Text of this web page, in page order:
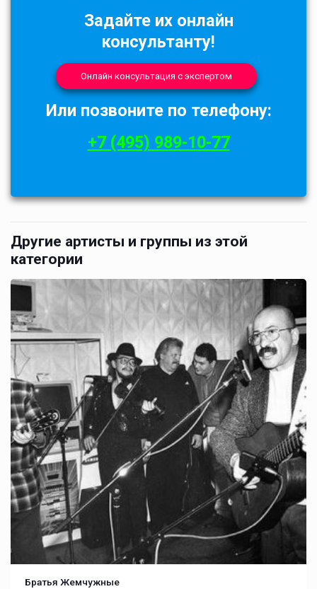
Задайте их онлайн
консультанту!
Онлайн консультация с экспертом
Или позвоните по телефону:
+7 (495) 989-10-77
Другие артисты и группы из этой
категории
Братья Жемчужные